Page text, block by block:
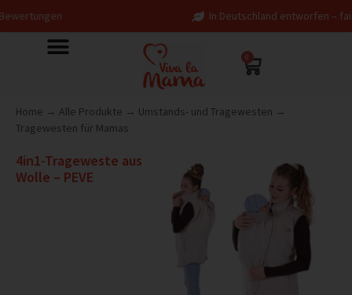
In Deutschland entworfen – fair in Europa
0
Home → Alle Produkte → Umstands- und Tragewesten →
Tragewesten für Mamas
4in1-Trageweste aus
Wolle – PEVE